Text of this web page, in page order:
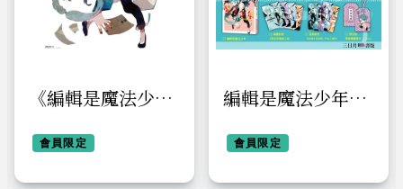
《編輯是魔法少
報【Heart
會員限定
編輯是魔法少年
會員限定